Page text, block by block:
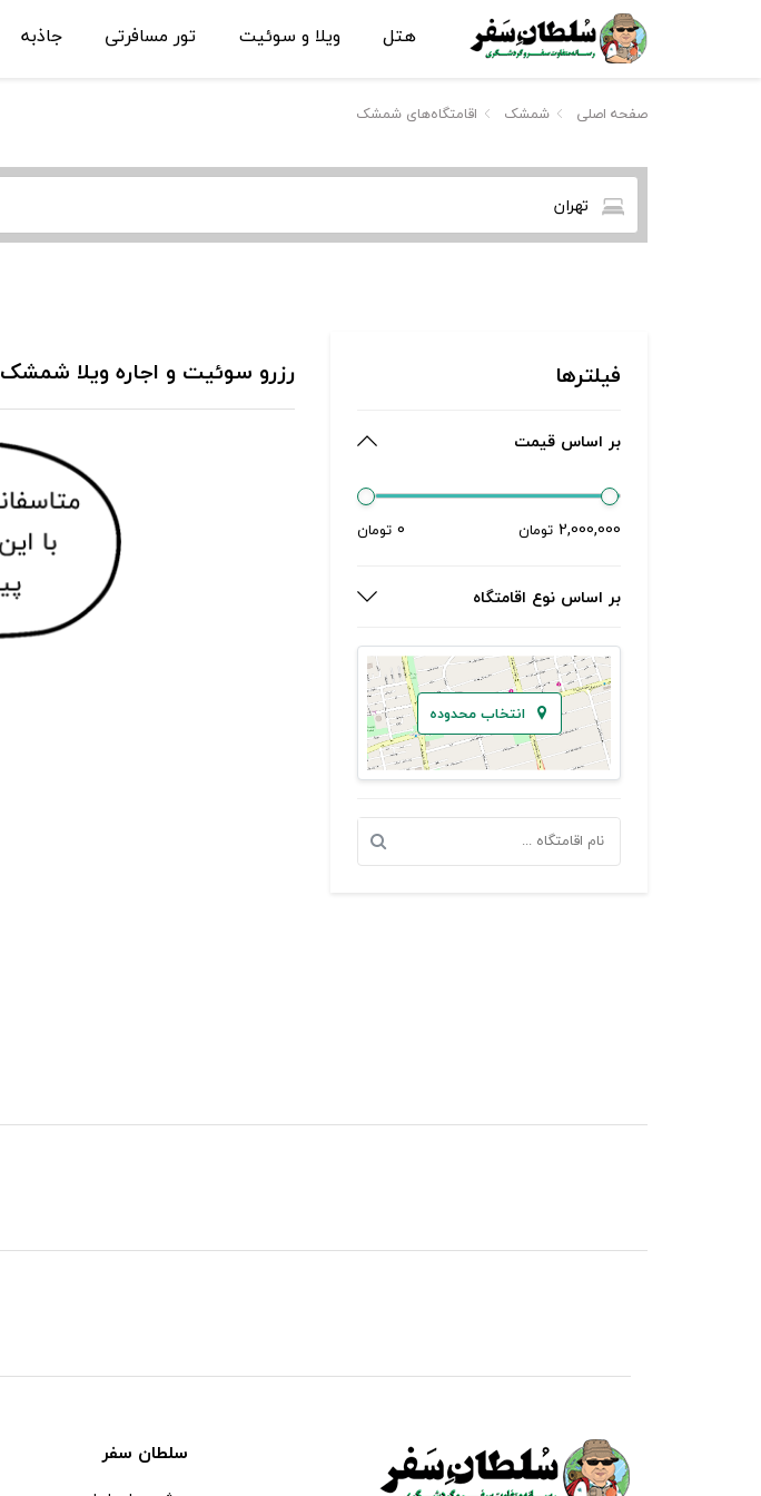
هتل ویلا و سوئیت تور مسافرتی جاذبه
صفحه اصلی شمشک اقامتگاه‌های شمشک
تهران
فیلترها
بر اساس قیمت
0 تومان 2,000,000 تومان
بر اساس نوع اقامتگاه
انتخاب محدوده
رزرو سوئیت و اجاره ویلا شمشک
سلطان سفر